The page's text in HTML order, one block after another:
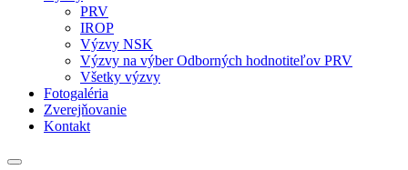
PRV
IROP
Výzvy NSK
Výzvy na výber Odborných hodnotiteľov PRV
Všetky výzvy
Fotogaléria
Zverejňovanie
Kontakt